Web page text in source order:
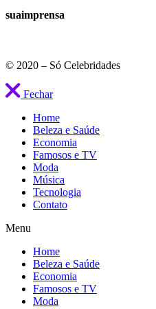
suaimprensa
© 2020 – Só Celebridades
Fechar
Home
Beleza e Saúde
Economia
Famosos e TV
Moda
Música
Tecnologia
Contato
Menu
Home
Beleza e Saúde
Economia
Famosos e TV
Moda